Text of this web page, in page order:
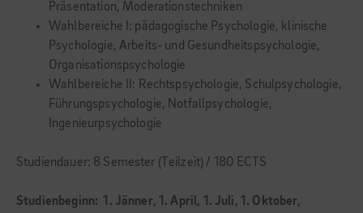
Präsentation, Moderationstechniken
Wahlbereiche I: pädagogische Psychologie, klinische
Psychologie, Arbeits- und Gesundheitspsychologie,
Organisationspsychologie
Wahlbereiche II: Rechtspsychologie, Schulpsychologie,
Führungspsychologie, Notfallpsychologie,
Ingenieurpsychologie
Studiendauer: 8 Semester (Teilzeit) / 180 ECTS
Studienbeginn: 1. Jänner, 1. April, 1. Juli, 1. Oktober,